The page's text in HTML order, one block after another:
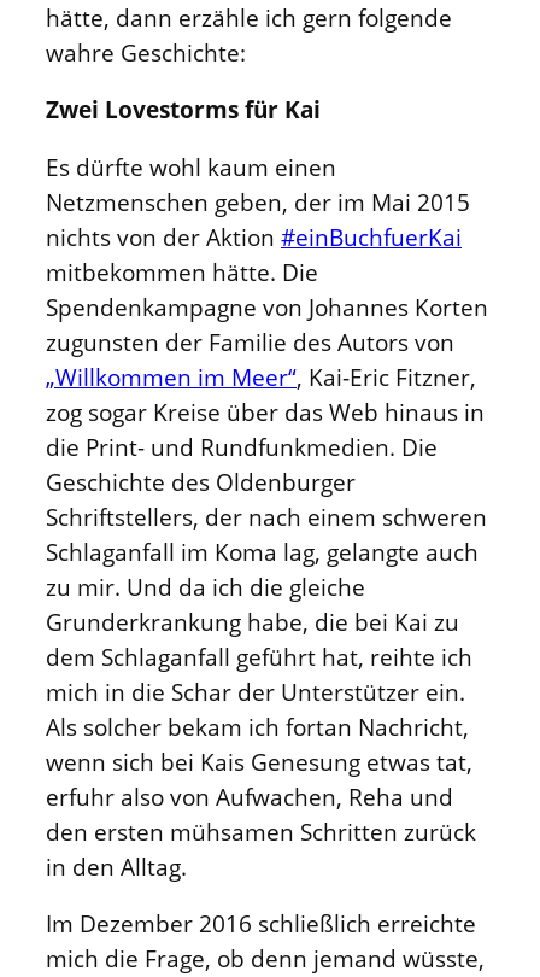
hätte, dann erzähle ich gern folgende
wahre Geschichte:
Zwei Lovestorms für Kai
Es dürfte wohl kaum einen
Netzmenschen geben, der im Mai 2015
nichts von der Aktion #einBuchfuerKai
mitbekommen hätte. Die
Spendenkampagne von Johannes Korten
zugunsten der Familie des Autors von
„Willkommen im Meer“, Kai-Eric Fitzner,
zog sogar Kreise über das Web hinaus in
die Print- und Rundfunkmedien. Die
Geschichte des Oldenburger
Schriftstellers, der nach einem schweren
Schlaganfall im Koma lag, gelangte auch
zu mir. Und da ich die gleiche
Grunderkrankung habe, die bei Kai zu
dem Schlaganfall geführt hat, reihte ich
mich in die Schar der Unterstützer ein.
Als solcher bekam ich fortan Nachricht,
wenn sich bei Kais Genesung etwas tat,
erfuhr also von Aufwachen, Reha und
den ersten mühsamen Schritten zurück
in den Alltag.
Im Dezember 2016 schließlich erreichte
mich die Frage, ob denn jemand wüsste,